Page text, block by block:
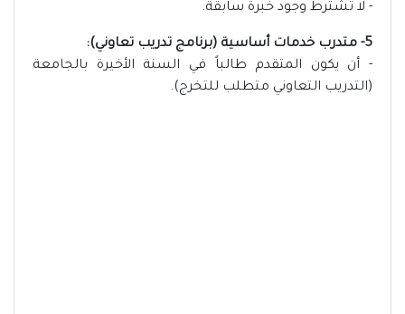
- لا تُشترط وجود خبرة سابقة.
5- متدرب خدمات أساسية (برنامج تدريب تعاوني):
- أن يكون المتقدم طالباً في السنة الأخيرة بالجامعة
(التدريب التعاوني متطلب للتخرج).